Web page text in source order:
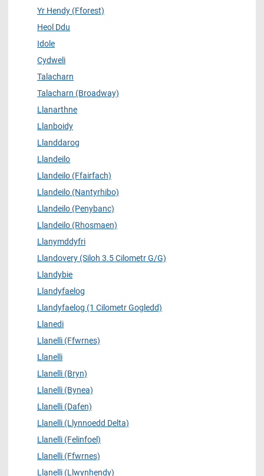
Yr Hendy (Fforest)
Heol Ddu
Idole
Cydweli
Talacharn
Talacharn (Broadway)
Llanarthne
Llanboidy
Llanddarog
Llandeilo
Llandeilo (Ffairfach)
Llandeilo (Nantyrhibo)
Llandeilo (Penybanc)
Llandeilo (Rhosmaen)
Llanymddyfri
Llandovery (Siloh 3.5 Cilometr G/G)
Llandybie
Llandyfaelog
Llandyfaelog (1 Cilometr Gogledd)
Llanedi
Llanelli (Ffwrnes)
Llanelli
Llanelli (Bryn)
Llanelli (Bynea)
Llanelli (Dafen)
Llanelli (Llynnoedd Delta)
Llanelli (Felinfoel)
Llanelli (Ffwrnes)
Llanelli (Llwynhendy)